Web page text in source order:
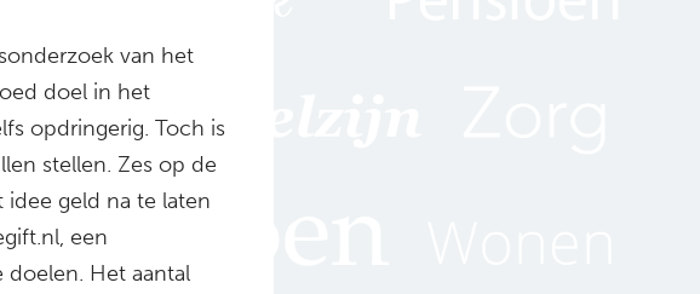
van het
doel in het
opdringerig. Toch is
stellen. Zes op de
geld na te laten
een
doelen. Het aantal